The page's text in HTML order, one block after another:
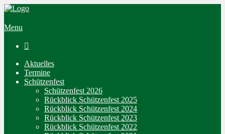
Menu

Aktuelles
Termine
Schützenfest
Schützenfest 2026
Rückblick Schützenfest 2025
Rückblick Schützenfest 2024
Rückblick Schützenfest 2023
Rückblick Schützenfest 2022